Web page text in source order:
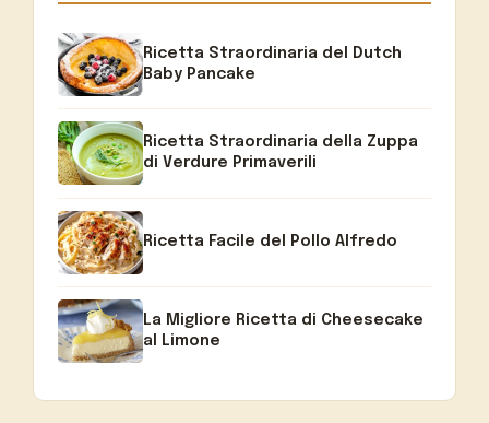
Ricetta Straordinaria del Dutch
Baby Pancake
Ricetta Straordinaria della Zuppa
di Verdure Primaverili
Ricetta Facile del Pollo Alfredo
La Migliore Ricetta di Cheesecake
al Limone